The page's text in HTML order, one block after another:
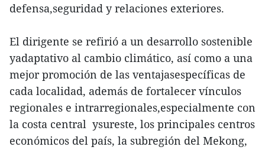
defensa,seguridad y relaciones exteriores.
El dirigente se refirió a un desarrollo sostenible
yadaptativo al cambio climático, así como a una
mejor promoción de las ventajasespecíficas de
cada localidad, además de fortalecer vínculos
regionales e intrarregionales,especialmente con
la costa central ysureste, los principales centros
económicos del país, la subregión del Mekong,